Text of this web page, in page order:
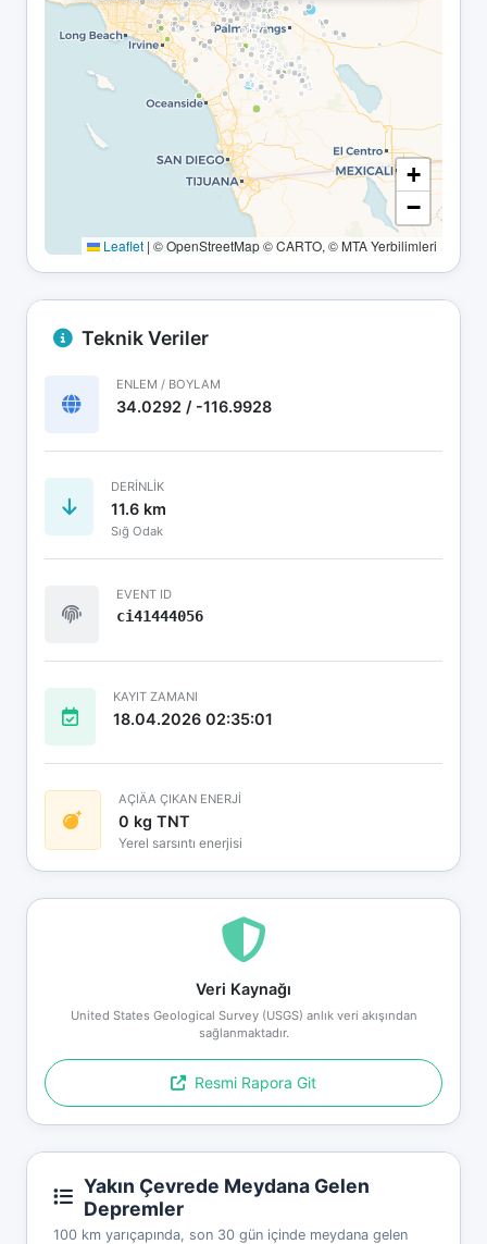
+
−
Leaflet | © OpenStreetMap © CARTO, © MTA Yerbilimleri
Teknik Veriler
ENLEM / BOYLAM
34.0292 / -116.9928
DERINLIK
11.6 km
Sığ Odak
EVENT ID
ci41444056
KAYIT ZAMANI
18.04.2026 02:35:01
AÇIÄA ÇIKAN ENERJİ
0 kg TNT
Yerel sarsıntı enerjisi
Veri Kaynağı
United States Geological Survey (USGS) anlık veri akışından
sağlanmaktadır.
Resmi Rapora Git
Yakın Çevrede Meydana Gelen
Depremler
100 km yarıçapında, son 30 gün içinde meydana gelen